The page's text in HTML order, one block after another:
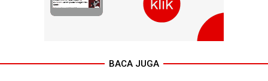
BACA JUGA